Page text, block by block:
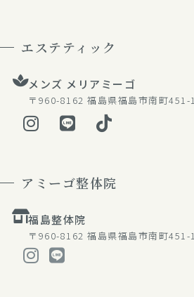
エステティック
メンズ メリアミーゴ
〒960-8162 福島県福島市南町451-1
アミーゴ整体院
福島整体院
〒960-8162 福島県福島市南町451-1